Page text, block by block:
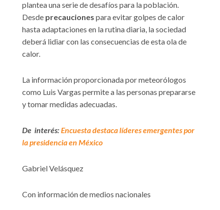
plantea una serie de desafíos para la población.
Desde precauciones para evitar golpes de calor
hasta adaptaciones en la rutina diaria, la sociedad
deberá lidiar con las consecuencias de esta ola de
calor.
La información proporcionada por meteorólogos
como Luis Vargas permite a las personas prepararse
y tomar medidas adecuadas.
De interés:Encuesta destaca líderes emergentes por
la presidencia en México
Gabriel Velásquez
Con información de medios nacionales